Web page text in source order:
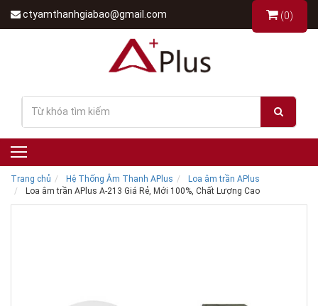
ctyamthanhgiabao@gmail.com (0)
Trang chủ Hệ Thống Âm Thanh APlus
Loa âm trần APlus
Loa âm trần APlus A-213 Giá Rẻ, Mới 100%, Chất Lượng Cao